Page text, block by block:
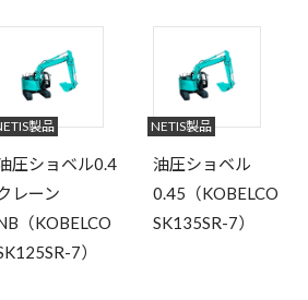
製品
圧ショベル0.4
レーン
（KOBELCO
7）
NETIS製品
油圧ショベル
0.45（KOBELCO
SK135SR-7）